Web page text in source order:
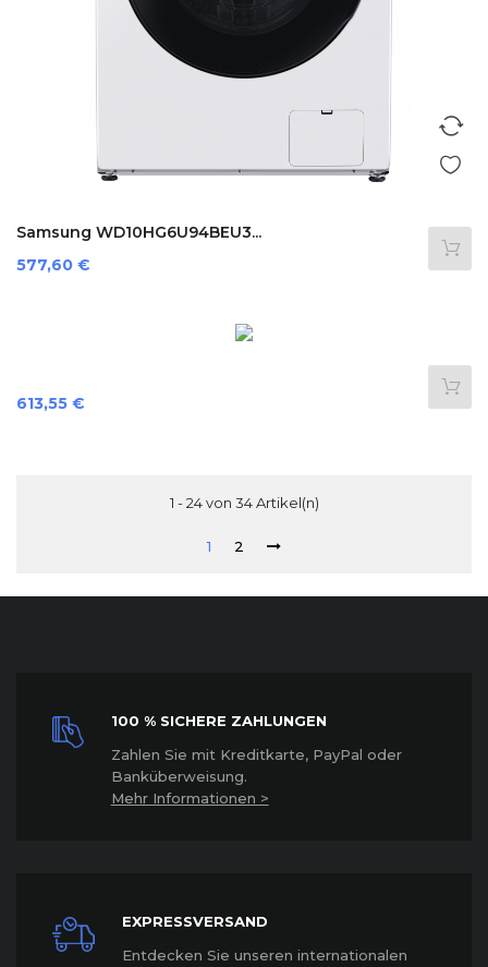
Samsung WD10HG6U94BEU3...
Preis
577,60 €
Preis
613,55 €
1 - 24 von 34 Artikel(n)
1 2
100 % SICHERE ZAHLUNGEN
Zahlen Sie mit Kreditkarte, PayPal oder
Banküberweisung.
Mehr Informationen >
EXPRESSVERSAND
Entdecken Sie unseren internationalen